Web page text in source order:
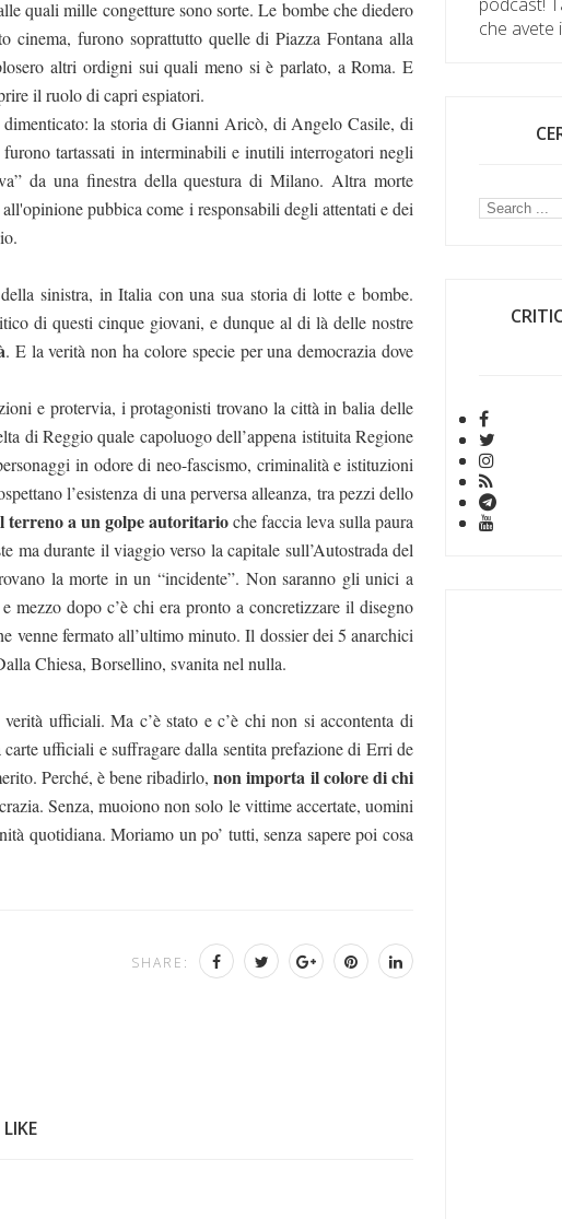
quali mille congetture sono sorte. Le bombe che diedero
furono soprattutto quelle di Piazza Fontana alla
altri ordigni sui quali meno si è parlato, a Roma. E
il ruolo di capri espiatori.
la storia di Gianni Aricò, di Angelo Casile, di
tartassati in interminabili e inutili interrogatori negli
da una finestra della questura di Milano. Altra morte
pubbica come i responsabili degli attentati e dei
sinistra, in Italia con una sua storia di lotte e bombe.
di questi cinque giovani, e dunque al di là delle nostre
. E la verità non ha colore specie per una democrazia dove
e protervia, i protagonisti trovano la città in balia delle
di Reggio quale capoluogo dell’appena istituita Regione
in odore di neo-fascismo, criminalità e istituzioni
l’esistenza di una perversa alleanza, tra pezzi dello
terreno a un golpe autoritarioche faccia leva sulla paura
ma durante il viaggio verso la capitale sull’Autostrada del
la morte in un “incidente”. Non saranno gli unici a
mezzo dopo c’è chi era pronto a concretizzare il disegno
venne fermato all’ultimo minuto. Il dossier dei 5 anarchici
Chiesa, Borsellino, svanita nel nulla.
ufficiali. Ma c’è stato e c’è chi non si accontenta di
ufficiali e suffragare dalla sentita prefazione di Erri de
Perché, è bene ribadirlo,non importa il colore di chi
Senza, muoiono non solo le vittime accertate, uomini
quotidiana. Moriamo un po’ tutti, senza sapere poi cosa
SHARE:
che avete